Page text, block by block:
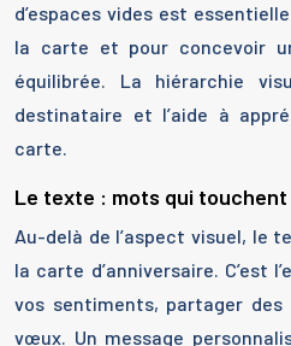
d’espaces vides est
la carte et pour concevoir
équilibrée. La hiérarchie
destinataire et l’aide à
carte.
Le texte : mots qui touchent
Au-delà de l’aspect visuel, le
la carte d’anniversaire. C’est
vos sentiments, partager
vœux. Un message